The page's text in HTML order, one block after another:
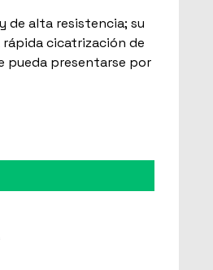
de alta resistencia; su
cicatrización de
pueda presentarse por